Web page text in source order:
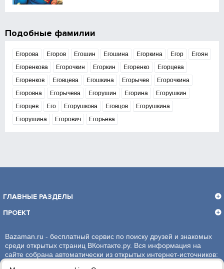
Подобные фамилии
Егорова Егоров Егошин Егошина Егоркина Егор
Егоян
Егоренкова
Егорочкин Егоркин Егоренко
Егорцева
Егоренков
Еговцева Егошкина Егорычев
Егорочкина
Егоровна
Егорычева Егорушин Егорина
Егорушкин
Егорцев
Его Егорушкова Еговцов
Егорушкина
Егорушина
Егорович Егорьева
ГЛАВНЫЕ РАЗДЕЛЫ
ПРОЕКТ
Bazaman.ru - бесплатный сервис по поиску друзей и знакомых
среди открытых страниц ВКонтакте.ру. Вся информация на
сайте собрана автоматически из открытых интернет-источников: